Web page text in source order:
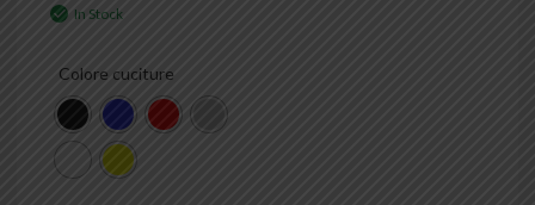
In Stock
Colore cuciture